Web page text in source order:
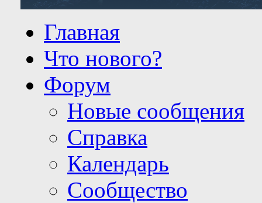
Главная
Что нового?
Форум
Новые сообщения
Справка
Календарь
Сообщество